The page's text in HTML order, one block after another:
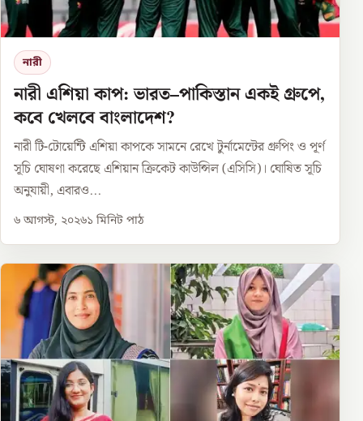
নারী
নারী এশিয়া কাপ: ভারত–পাকিস্তান একই গ্রুপে,
কবে খেলবে বাংলাদেশ?
নারী টি-টোয়েন্টি এশিয়া কাপকে সামনে রেখে টুর্নামেন্টের গ্রুপিং ও পূর্ণ
সূচি ঘোষণা করেছে এশিয়ান ক্রিকেট কাউন্সিল (এসিসি)। ঘোষিত সূচি
অনুযায়ী, এবারও...
৬ আগস্ট, ২০২৬১ মিনিট পাঠ